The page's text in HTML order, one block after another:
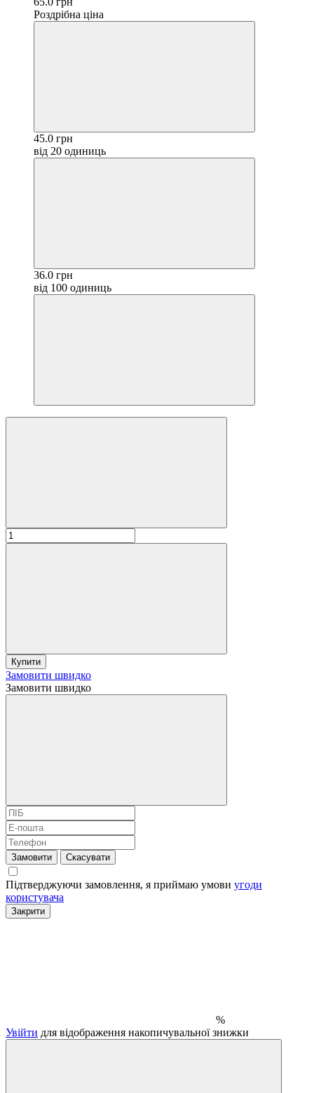
Роздрібна ціна
45.0 грн
від 20 одиниць
36.0 грн
від 100 одиниць
Купити
Замовити швидко
Замовити швидко
Замовити Скасувати
Підтверджуючи замовлення, я приймаю умови угоди
користувача
Закрити
%
Увійти для відображення накопичувальної знижки